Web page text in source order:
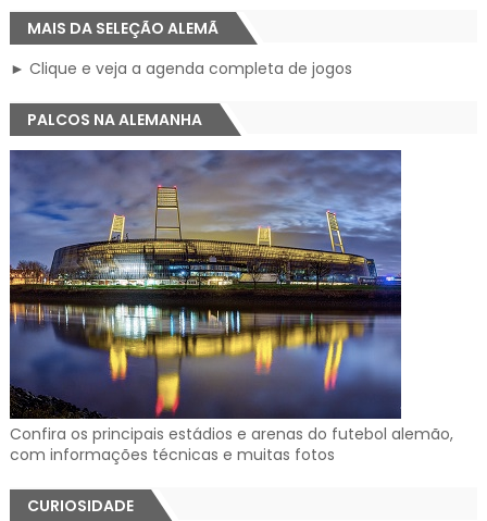
MAIS DA SELEÇÃO ALEMÃ
► Clique e veja a agenda completa de jogos
PALCOS NA ALEMANHA
Confira os principais estádios e arenas do futebol alemão,
com informações técnicas e muitas fotos
CURIOSIDADE